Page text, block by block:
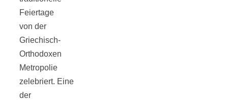
Feiertage
von der
Griechisch-
Orthodoxen
Metropolie
zelebriert. Eine
der